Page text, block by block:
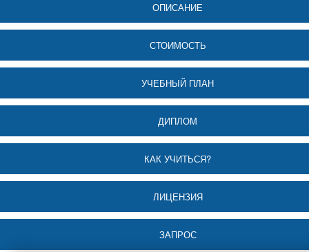
ОПИСАНИЕ
СТОИМОСТЬ
УЧЕБНЫЙ ПЛАН
ДИПЛОМ
КАК УЧИТЬСЯ?
ЛИЦЕНЗИЯ
ЗАПРОС